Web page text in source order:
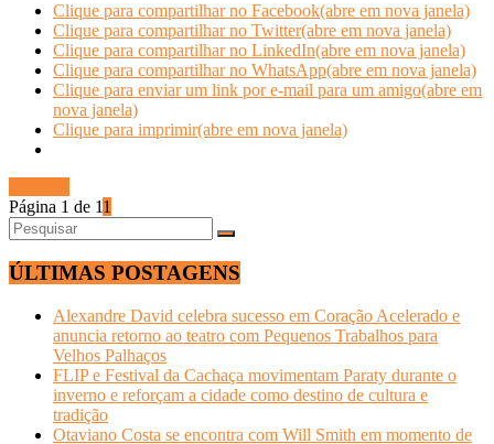
Clique para compartilhar no Facebook(abre em nova janela)
Clique para compartilhar no Twitter(abre em nova janela)
Clique para compartilhar no LinkedIn(abre em nova janela)
Clique para compartilhar no WhatsApp(abre em nova janela)
Clique para enviar um link por e-mail para um amigo(abre em
nova janela)
Clique para imprimir(abre em nova janela)
Página 1 de 11
ÚLTIMAS POSTAGENS
Alexandre David celebra sucesso em Coração Acelerado e
anuncia retorno ao teatro com Pequenos Trabalhos para
Velhos Palhaços
FLIP e Festival da Cachaça movimentam Paraty durante o
inverno e reforçam a cidade como destino de cultura e
tradição
Otaviano Costa se encontra com Will Smith em momento de